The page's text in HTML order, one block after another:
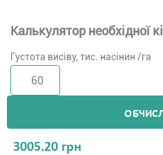
Калькулятор необхідної
Густота висіву, тис. насінин /га
3005.20 грн